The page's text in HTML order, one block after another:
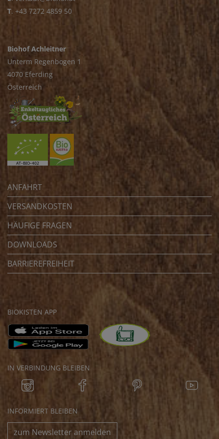
T. +43 7272 4859 50
Biohof Achleitner
Unterm Regenbogen 1
4070 Eferding
Österreich
ANFAHRT
VERSANDKOSTEN
HÄUFIGE FRAGEN
DOWNLOADS
BARRIEREFREIHEIT
BIOKISTEN APP
IN VERBINDUNG BLEIBEN
INFORMIERT BLEIBEN
zum Newsletter anmelden